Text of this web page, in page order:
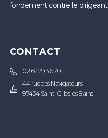
fondement contre le dirigeant
CONTACT
02.62.29.36.70
44 rue des Navigateurs
97434 Saint-Gilles les Bains